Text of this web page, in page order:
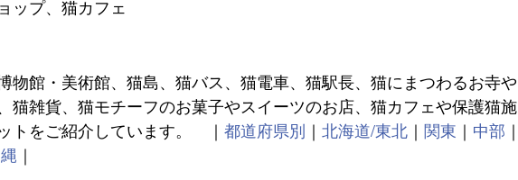
ップ、猫カフェ
物館・美術館、猫島、猫バス、猫電車、猫駅長、猫にまつわるお寺や
猫雑貨、猫モチーフのお菓子やスイーツのお店、猫カフェや保護猫施
トをご紹介しています。 ｜ 都道府県別 ｜ 北海道/東北 ｜ 関東 ｜ 中部 ｜
｜